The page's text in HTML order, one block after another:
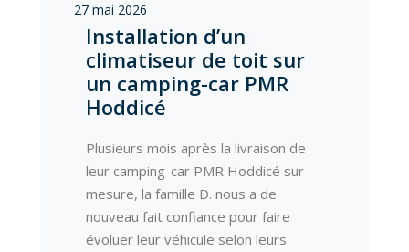
27 mai 2026
Installation d’un
climatiseur de toit sur
un camping-car PMR
Hoddicé
Plusieurs mois après la livraison de
leur camping-car PMR Hoddicé sur
mesure, la famille D. nous a de
nouveau fait confiance pour faire
évoluer leur véhicule selon leurs